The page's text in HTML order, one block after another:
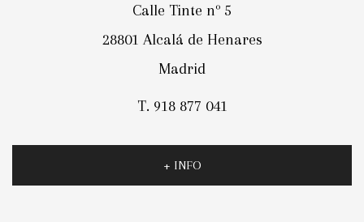
Calle Tinte nº 5
28801 Alcalá de Henares
Madrid
T. 918 877 041
+ INFO